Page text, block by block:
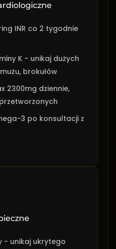
INR co 2 tygodnie
K - unikaj dużych
brokułów
2300mg dziennie,
3 po konsultacji z
- unikaj ukrytego